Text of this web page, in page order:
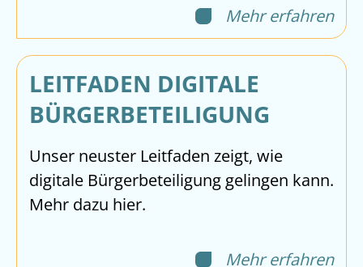
Mehr erfahren
LEITFADEN DIGITALE
BÜRGERBETEILIGUNG
Unser neuster Leitfaden zeigt, wie
digitale Bürgerbeteiligung gelingen kann.
Mehr dazu hier.
Mehr erfahren